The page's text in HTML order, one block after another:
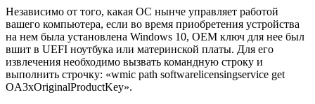
Независимо от того, какая ОС нынче управляет работой
вашего компьютера, если во время приобретения устройства
на нем была установлена Windows 10, OEM ключ для нее был
вшит в UEFI ноутбука или материнской платы. Для его
извлечения необходимо вызвать командную строку и
выполнить строчку: «wmic path softwarelicensingservice get
OA3xOriginalProductKey».